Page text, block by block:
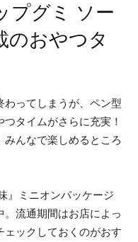
プグミ ソー
のおやつタ
ってしまうが、ペン型
タイムがさらに充実！
んなで楽しめるところ
』ミニオンパッケージ
流通期間はお店によっ
ックしておくのがおす